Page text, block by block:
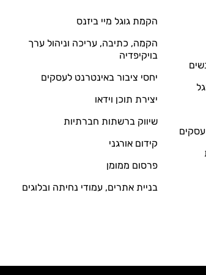
הקמת גוגל מיי ביזנס
הקמה, כתיבה, עריכה וניהול ערך
בויקיפדיה
יחסי ציבור באינטרנט לעסקים
יצירת תוכן וידאו
שיווק ברשתות חברתיות
קידום אורגני
פרסום ממומן
בניית אתרים, עמודי נחיתה ובלוגים